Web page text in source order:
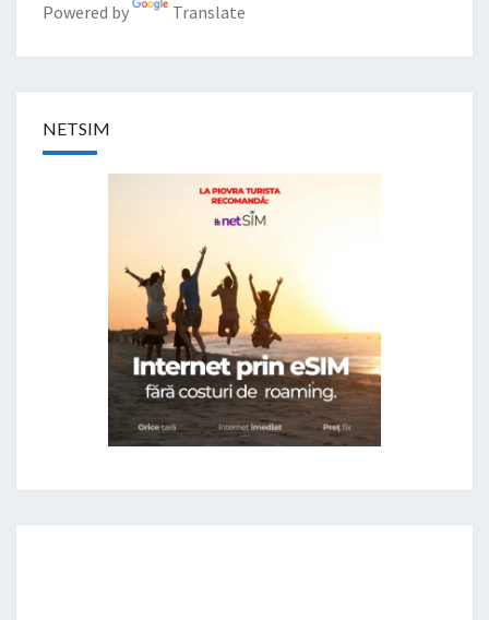
Powered by Translate
NETSIM